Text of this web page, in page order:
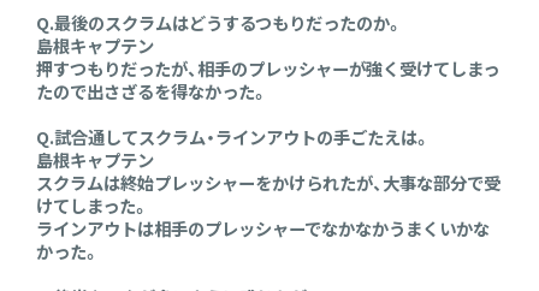
Q.最後のスクラムはどうするつもりだったのか。
島根キャプテン
押すつもりだったが、相手のプレッシャーが強く受けてしまっ
たので出さざるを得なかった。
Q.試合通してスクラム・ラインアウトの手ごたえは。
島根キャプテン
スクラムは終始プレッシャーをかけられたが、大事な部分で受
けてしまった。
ラインアウトは相手のプレッシャーでなかなかうまくいかな
かった。